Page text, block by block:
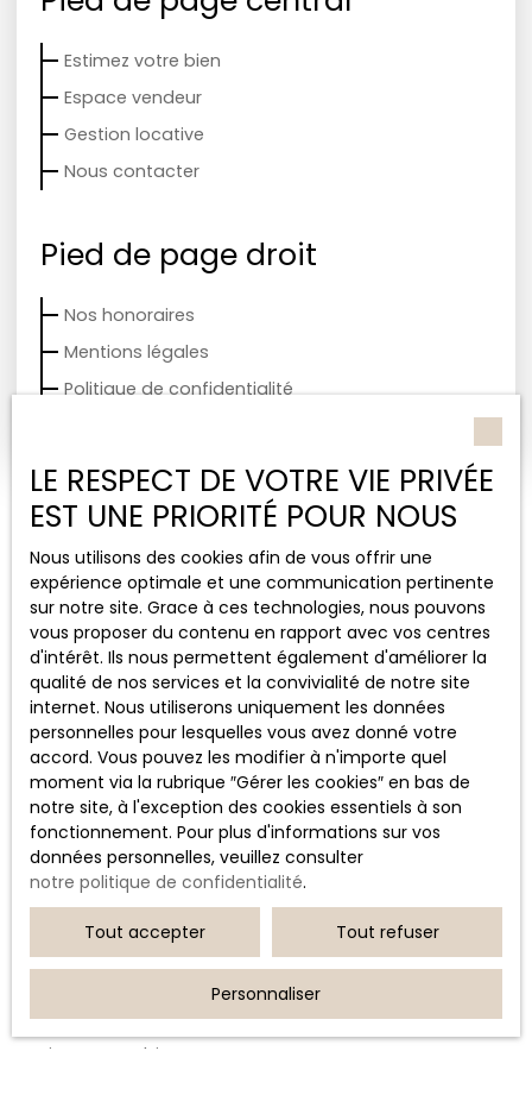
Estimez votre bien
Espace vendeur
Gestion locative
Nous contacter
Pied de page droit
Nos honoraires
Mentions légales
Politique de confidentialité
JE RECHERCHE UN BIEN
Vente appartement Bastia (20600)
Location appartement Furiani (20600)
Vente appartement Bastia (20200)
Location loft Biguglia (20620)
Vente appartement Biguglia (20620)
Location stationnement Bastia (20200)
JE SUIS PROPRIÉTAIRE
Estimez votre bien
LE RESPECT DE VOTRE VIE PRIVÉE
EST UNE PRIORITÉ POUR NOUS
Nous utilisons des cookies afin de vous offrir une
expérience optimale et une communication pertinente
sur notre site. Grace à ces technologies, nous pouvons
vous proposer du contenu en rapport avec vos centres
d'intérêt. Ils nous permettent également d'améliorer la
qualité de nos services et la convivialité de notre site
internet. Nous utiliserons uniquement les données
personnelles pour lesquelles vous avez donné votre
accord. Vous pouvez les modifier à n'importe quel
moment via la rubrique ″Gérer les cookies″ en bas de
notre site, à l'exception des cookies essentiels à son
fonctionnement. Pour plus d'informations sur vos
données personnelles, veuillez consulter
notre politique de confidentialité.
Tout accepter Tout refuser
Personnaliser